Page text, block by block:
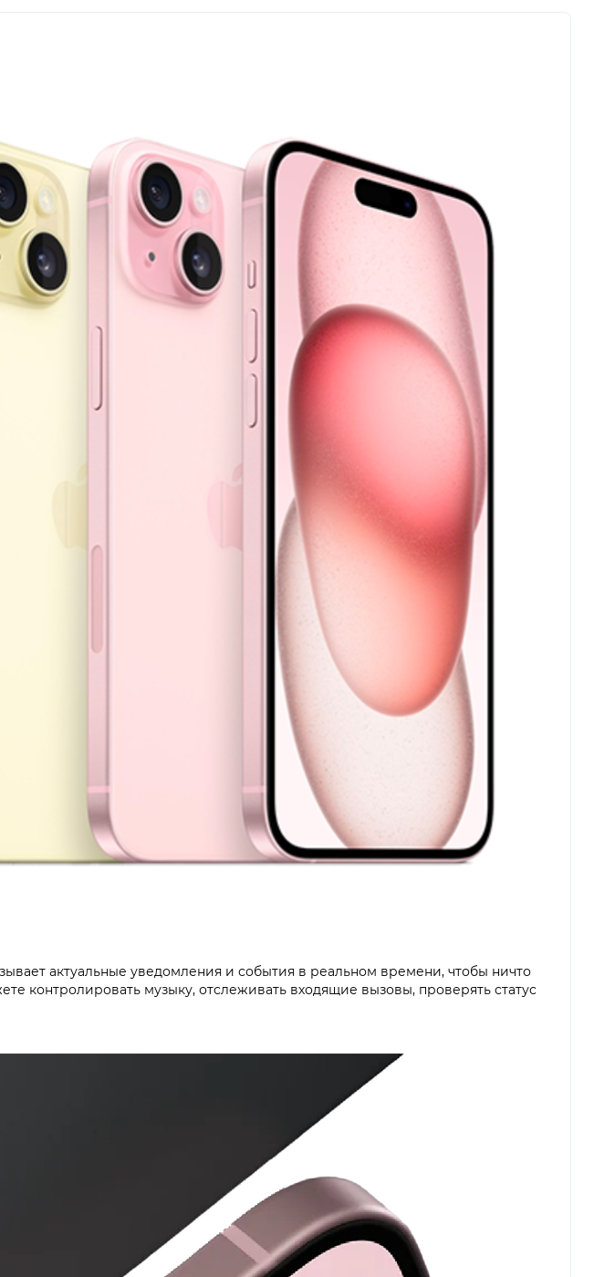
актуальные уведомления и события в реальном времени, чтобы ничто
контролировать музыку, отслеживать входящие вызовы, проверять статус